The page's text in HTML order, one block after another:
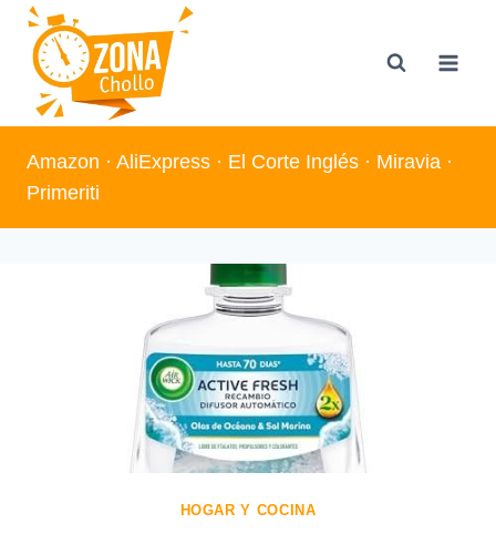
Saltar
contenido
Amazon · AliExpress · El Corte Inglés · Miravia ·
Primeriti
HOGAR Y COCINA